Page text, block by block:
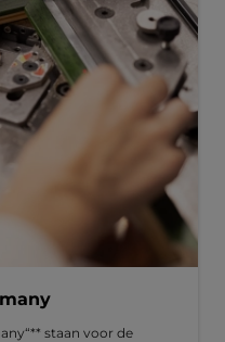
staan voor de